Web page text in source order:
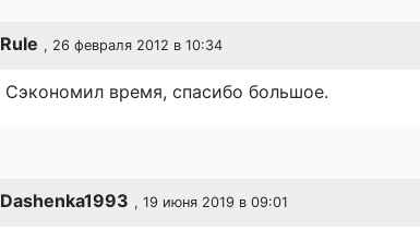
Rule , 26 февраля 2012 в 10:34
Сэкономил время, спасибо большое.
Dashenka1993 , 19 июня 2019 в 09:01